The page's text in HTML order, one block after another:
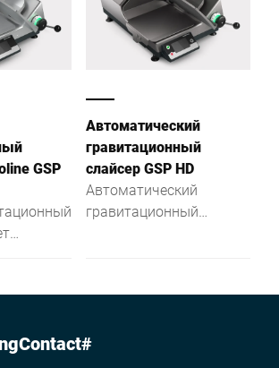
GSP
Автоматический
гравитационный
слайсер GSP HD
Автоматический
гравитационный
гигиены, безопасности и